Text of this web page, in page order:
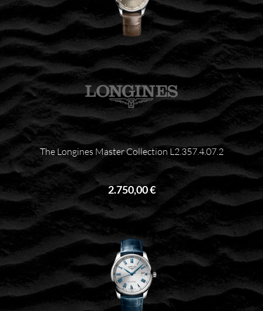
The Longines Master Collection L2.357.4.07.2
2.750,00 €